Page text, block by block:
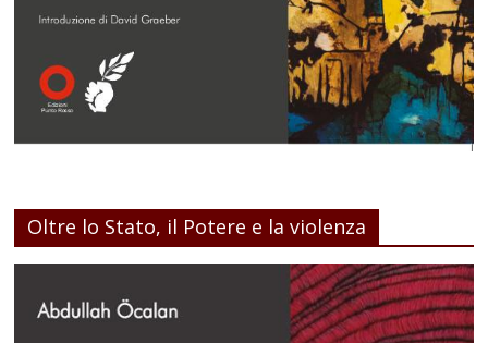
Oltre lo Stato, il Potere e la violenza